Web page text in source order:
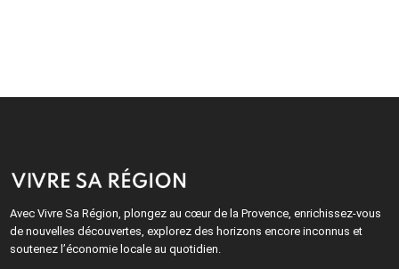
Avec Vivre Sa Région, plongez au cœur de la Provence, enrichissez-vous
de nouvelles découvertes, explorez des horizons encore inconnus et
soutenez l’économie locale au quotidien.